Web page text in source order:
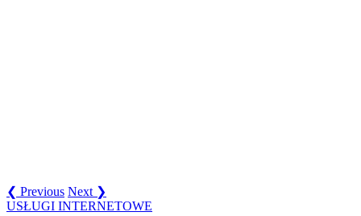
❮ Previous Next ❯
USŁUGI INTERNETOWE